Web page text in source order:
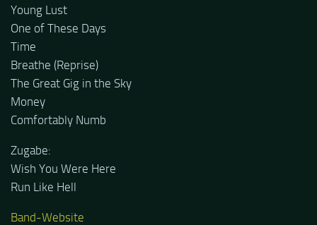
Young Lust
One of These Days
Time
Breathe (Reprise)
The Great Gig in the Sky
Money
Comfortably Numb
Zugabe:
Wish You Were Here
Run Like Hell
Band-Website